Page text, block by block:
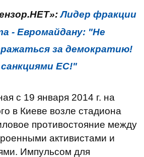
Лидер фракции
- Евромайдану: "Не
за демократию!
ЕС!"
с 19 января 2014 г. на
в Киеве возле стадиона
противостояние между
активистами и
Импульсом для